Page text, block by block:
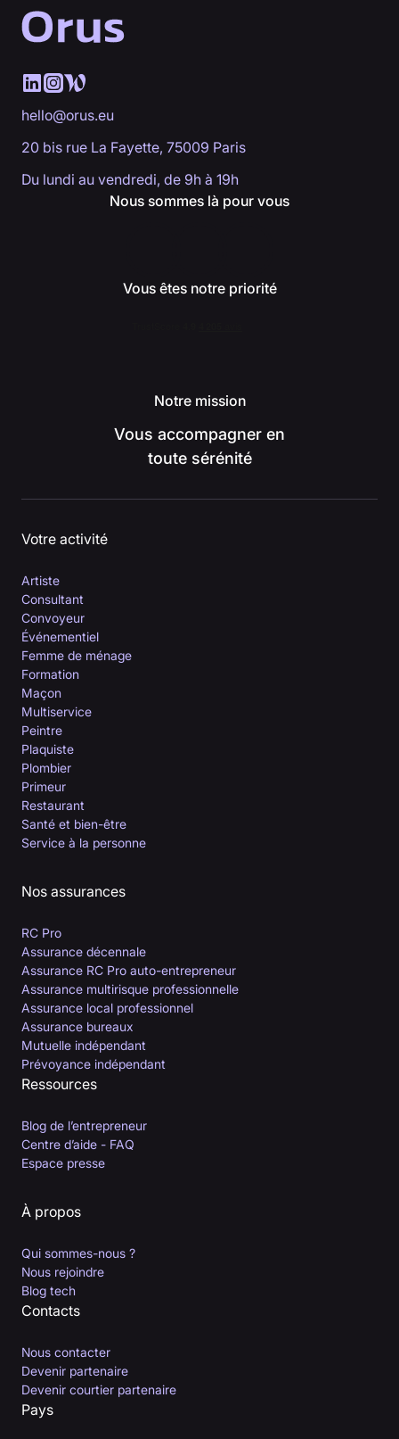
hello@orus.eu
20 bis rue La Fayette, 75009 Paris
Du lundi au vendredi, de 9h à 19h
Nous sommes là pour vous
Vous êtes notre priorité
Notre mission
Vous accompagner en
toute sérénité
Votre activité
Artiste
Consultant
Convoyeur
Événementiel
Femme de ménage
Formation
Maçon
Multiservice
Peintre
Plaquiste
Plombier
Primeur
Restaurant
Santé et bien-être
Service à la personne
Nos assurances
RC Pro
Assurance décennale
Assurance RC Pro auto-entrepreneur
Assurance multirisque professionnelle
Assurance local professionnel
Assurance bureaux
Mutuelle indépendant
Prévoyance indépendant
Ressources
Blog de l’entrepreneur
Centre d’aide - FAQ
Espace presse
À propos
Qui sommes-nous ?
Nous rejoindre
Blog tech
Contacts
Nous contacter
Devenir partenaire
Devenir courtier partenaire
Pays